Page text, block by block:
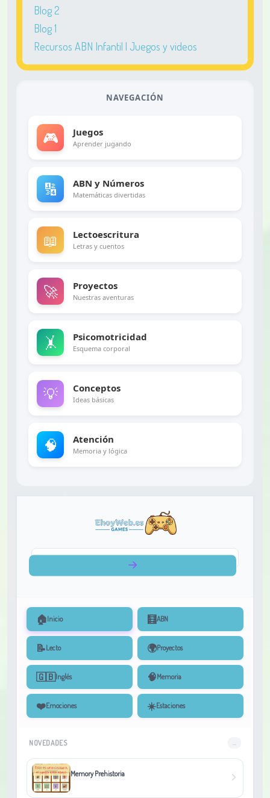
Blog 2
Blog 1
Recursos ABN Infantil | Juegos y videos
NAVEGACIÓN
🎮 Juegos
Aprender jugando
🔢 ABN y Números
Matemáticas divertidas
📖 Lectoescritura
Letras y cuentos
🚀 Proyectos
Nuestras aventuras
🤸 Psicomotricidad
Esquema corporal
💡 Conceptos
Ideas básicas
🧠 Atención
Memoria y lógica
🏠Inicio 🧮ABN
📝Lecto 🌍Proyectos
🇬🇧Inglés 🧠Memoria
❤️Emociones ☀️Estaciones
NOVEDADES
Memory Prehistoria